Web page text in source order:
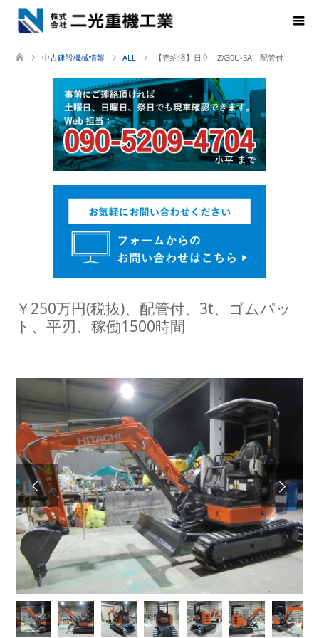
中古建設機械情報 ALL 【売約済】日立 ZX30U-5A 配管付
￥250万円(税抜)、配管付、3t、ゴムパッ
ト、平刃、稼働1500時間
Next